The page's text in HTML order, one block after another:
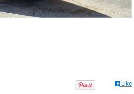
Like